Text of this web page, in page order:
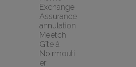
Exchange
Assurance
annulation
Meetch
Gîte à
Noirmouti
er